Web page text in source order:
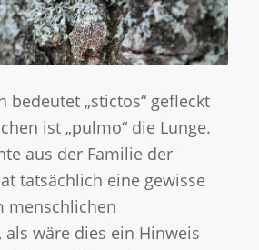
bedeutet „stictos“ gefleckt
ist „pulmo“ die Lunge.
aus der Familie der
tatsächlich eine gewisse
menschlichen
als wäre dies ein Hinweis